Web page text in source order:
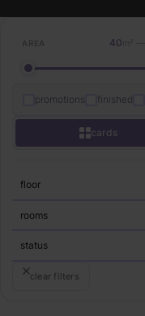
AREA 40
promotions finished
cards
floor
rooms
status
clear filters